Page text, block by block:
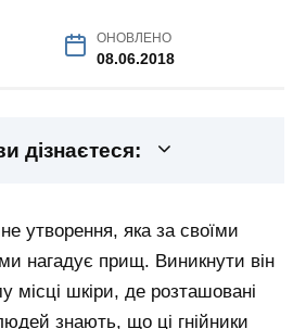
ОНОВЛЕНО
08.06.2018
дізнаєтеся:
утворення, яка за своїми
нагадує прищ. Виникнути він
місці шкіри, де розташовані
знають, що ці гнійники